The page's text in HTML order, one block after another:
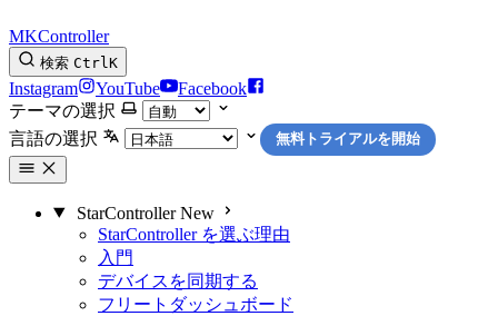
MKController
検索 CtrlK
Instagram YouTube
Facebook
テーマの選択
言語の選択
無料トライアルを開始
StarController New
StarController を選ぶ理由
入門
デバイスを同期する
フリートダッシュボード